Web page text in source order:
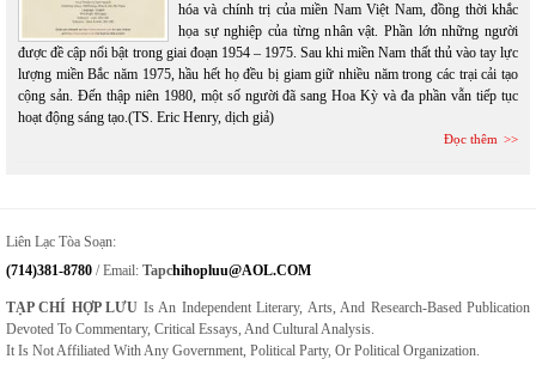
hóa và chính trị của miền Nam Việt Nam, đồng thời khắc
họa sự nghiệp của từng nhân vật. Phần lớn những người
được đề cập nổi bật trong giai đoạn 1954 – 1975. Sau khi miền Nam thất thủ vào tay lực
lượng miền Bắc năm 1975, hầu hết họ đều bị giam giữ nhiều năm trong các trại cải tạo
cộng sản. Đến thập niên 1980, một số người đã sang Hoa Kỳ và đa phần vẫn tiếp tục
hoạt động sáng tạo.(TS. Eric Henry, dịch giả)
Đọc thêm
Liên Lạc Tòa Soạn:
(714)381-8780 / Email: TapcHihopluu@AOL.COM
TẠP CHÍ HỢP LƯU Is An Independent Literary, Arts, And Research-Based Publication
Devoted To Commentary, Critical Essays, And Cultural Analysis.
It Is Not Affiliated With Any Government, Political Party, Or Political Organization.